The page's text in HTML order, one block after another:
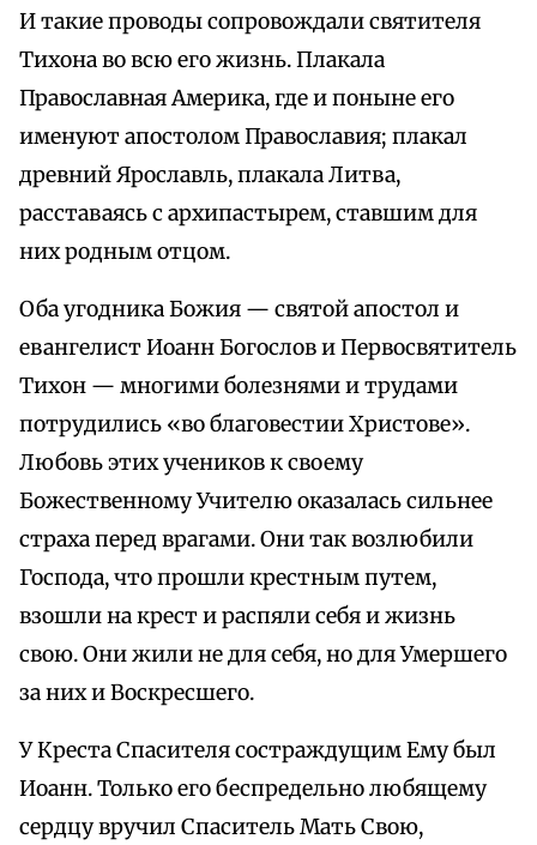
И такие проводы сопровождали святителя
Тихона во всю его жизнь. Плакала
Православная Америка, где и поныне его
именуют апостолом Православия; плакал
древний Ярославль, плакала Литва,
расставаясь с архипастырем, ставшим для
них родным отцом.
Оба угодника Божия — святой апостол и
евангелист Иоанн Богослов и Первосвятитель
Тихон — многими болезнями и трудами
потрудились «во благовестии Христове».
Любовь этих учеников к своему
Божественному Учителю оказалась сильнее
страха перед врагами. Они так возлюбили
Господа, что прошли крестным путем,
взошли на крест и распяли себя и жизнь
свою. Они жили не для себя, но для Умершего
за них и Воскресшего.
У Креста Спасителя состраждущим Ему был
Иоанн. Только его беспредельно любящему
сердцу вручил Спаситель Мать Свою,